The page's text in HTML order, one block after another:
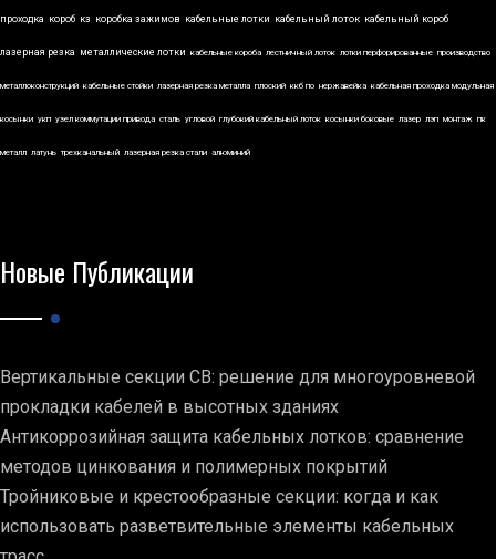
проходка короб кз коробка зажимов кабельные лотки кабельный лоток кабельный короб
лазерная резка металлические лотки кабельные короба лестничный лоток лотки перфорированные производство
металлоконструкций кабельные стойки лазерная резка металла плоский ккб по нержавейка кабельная проходка модульная
косынки укп узел коммутации привода сталь угловой глубокий кабельный лоток косынки боковые лазер лэп монтаж пк
металл латунь трехканальный лазерная резка стали алюминий
Новые Публикации
Вертикальные секции СВ: решение для многоуровневой
прокладки кабелей в высотных зданиях
Антикоррозийная защита кабельных лотков: сравнение
методов цинкования и полимерных покрытий
Тройниковые и крестообразные секции: когда и как
использовать разветвительные элементы кабельных